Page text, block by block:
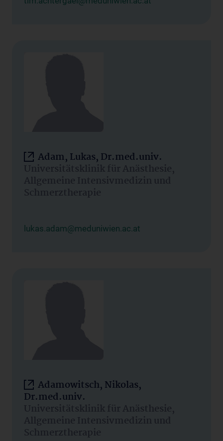
Adam, Lukas, Dr.med.univ.
Universitätsklinik für Anästhesie,
Allgemeine Intensivmedizin und
Schmerztherapie
lukas.adam@meduniwien.ac.at
Adamowitsch, Nikolas,
Dr.med.univ.
Universitätsklinik für Anästhesie,
Allgemeine Intensivmedizin und
Schmerztherapie